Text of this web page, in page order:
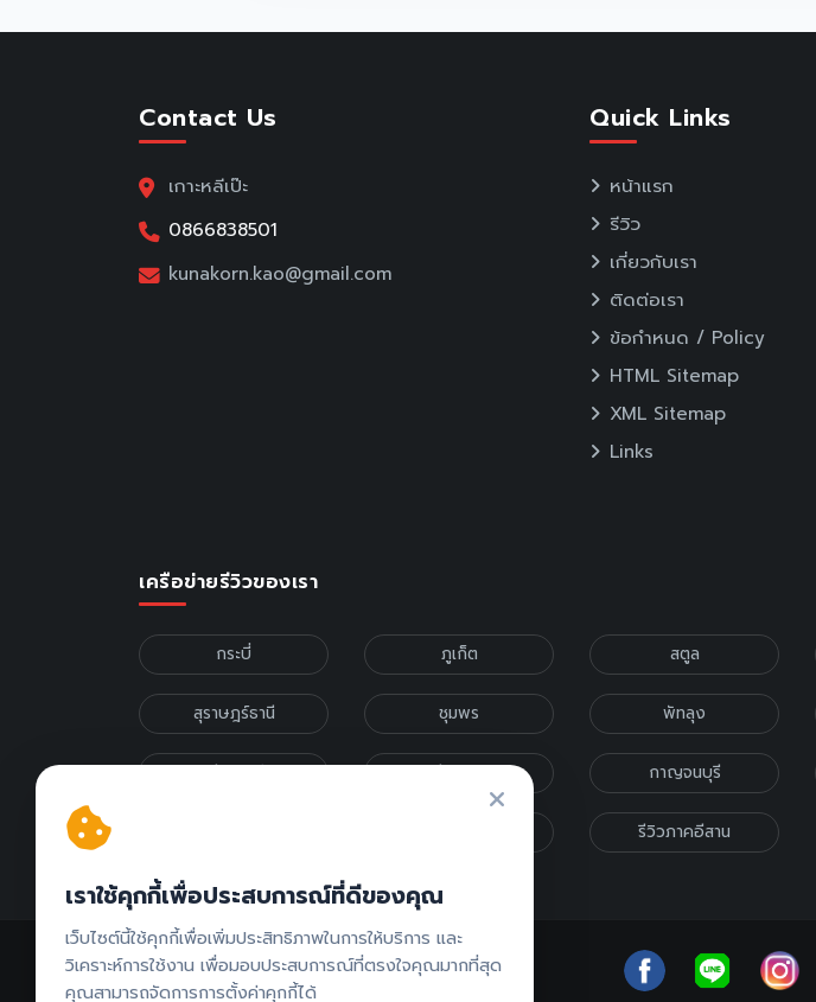
Contact Us
เกาะหลีเป๊ะ
0866838501
kunakorn.kao@gmail.com
Quick Links
หน้าแรก
รีวิว
เกี่ยวกับเรา
ติดต่อเรา
ข้อกำหนด / Policy
HTML Sitemap
XML Sitemap
Links
เครือข่ายรีวิวของเรา
กระบี่ ภูเก็ต สตูล
สุราษฎร์ธานี ชุมพร พัทลุง
เชียงใหม่ เชียงราย กาญจนบุรี
รีวิวภาคอีสาน
เราใช้คุกกี้เพื่อประสบการณ์ที่ดีของคุณ
เว็บไซต์นี้ใช้คุกกี้เพื่อเพิ่มประสิทธิภาพในการให้บริการ และ
วิเคราะห์การใช้งาน เพื่อมอบประสบการณ์ที่ตรงใจคุณมากที่สุด
คุณสามารถจัดการการตั้งค่าคุกกี้ได้